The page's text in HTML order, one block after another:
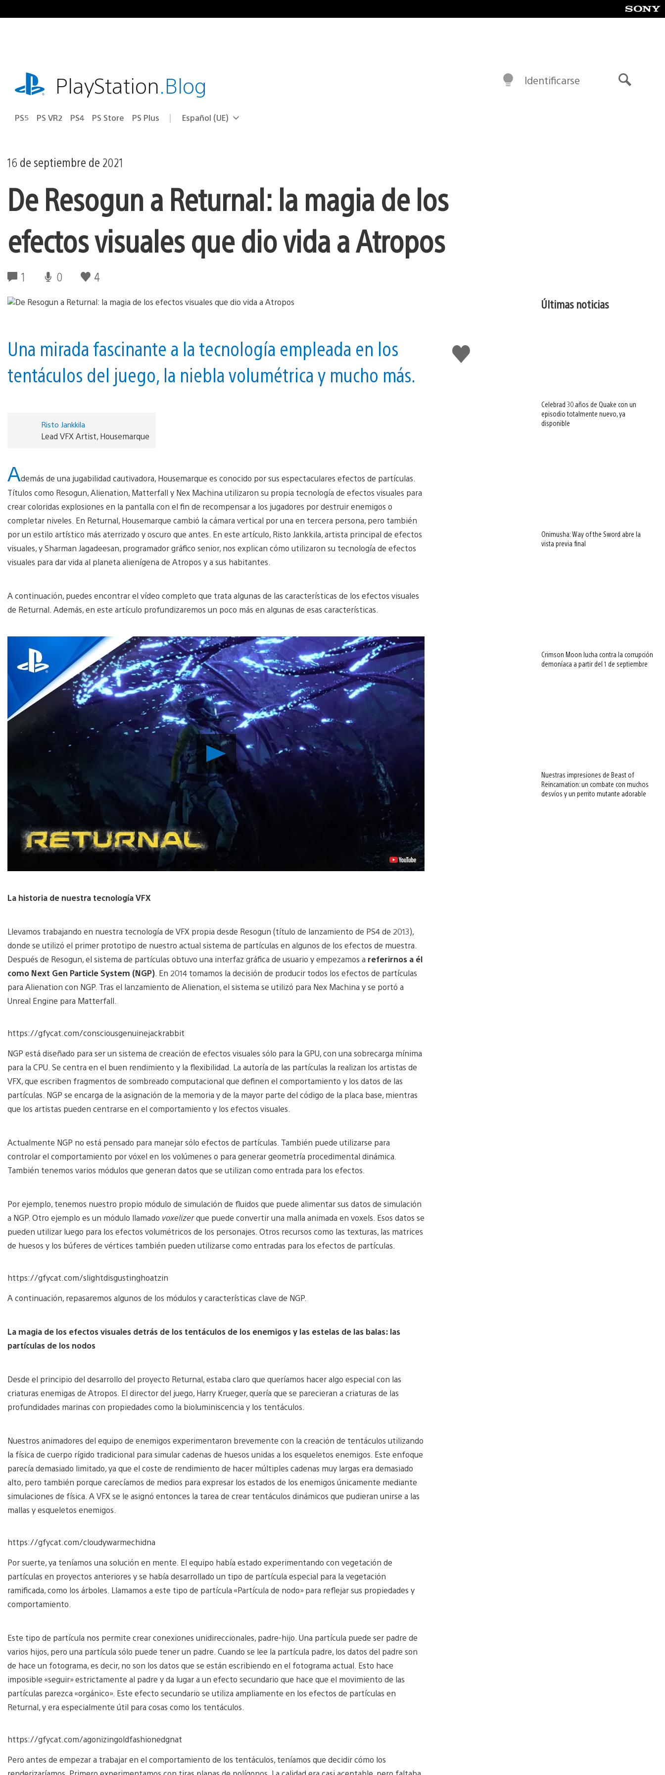
al
playstation.comPlayStation.Blog
PS5 PS VR2 PS4 PS Store PS Plus Selecciona
Región
Español (UE)
Identificarse
16 de septiembre de 2021
De Resogun a Returnal: la magia de los
efectos visuales que dio vida a Atropos
1 0 4
Me
gusta
esto
Una mirada fascinante a la tecnología empleada en los
tentáculos del juego, la niebla volumétrica y mucho más.
Risto Jankkila
Lead VFX Artist, Housemarque
Además de una jugabilidad cautivadora, Housemarque es conocido por sus espectaculares efectos de partículas.
Títulos como Resogun, Alienation, Matterfall y Nex Machina utilizaron su propia tecnología de efectos visuales para
crear coloridas explosiones en la pantalla con el fin de recompensar a los jugadores por destruir enemigos o
completar niveles. En Returnal, Housemarque cambió la cámara vertical por una en tercera persona, pero también
por un estilo artístico más aterrizado y oscuro que antes. En este artículo, Risto Jankkila, artista principal de efectos
visuales, y Sharman Jagadeesan, programador gráfico senior, nos explican cómo utilizaron su tecnología de efectos
visuales para dar vida al planeta alienígena de Atropos y a sus habitantes.
A continuación, puedes encontrar el vídeo completo que trata algunas de las características de los efectos visuales
de Returnal. Además, en este artículo profundizaremos un poco más en algunas de esas características.
Reproducir
vídeo
La historia de nuestra tecnología VFX
Llevamos trabajando en nuestra tecnología de VFX propia desde Resogun (título de lanzamiento de PS4 de 2013),
donde se utilizó el primer prototipo de nuestro actual sistema de partículas en algunos de los efectos de muestra.
Después de Resogun, el sistema de partículas obtuvo una interfaz gráfica de usuario y empezamos a referirnos a él
como Next Gen Particle System (NGP) . En 2014 tomamos la decisión de producir todos los efectos de partículas
para Alienation con NGP. Tras el lanzamiento de Alienation, el sistema se utilizó para Nex Machina y se portó a
Unreal Engine para Matterfall.
https://gfycat.com/consciousgenuinejackrabbit
NGP está diseñado para ser un sistema de creación de efectos visuales sólo para la GPU, con una sobrecarga mínima
para la CPU. Se centra en el buen rendimiento y la flexibilidad. La autoría de las partículas la realizan los artistas de
VFX, que escriben fragmentos de sombreado computacional que definen el comportamiento y los datos de las
partículas. NGP se encarga de la asignación de la memoria y de la mayor parte del código de la placa base, mientras
que los artistas pueden centrarse en el comportamiento y los efectos visuales.
Actualmente NGP no está pensado para manejar sólo efectos de partículas. También puede utilizarse para
controlar el comportamiento por vóxel en los volúmenes o para generar geometría procedimental dinámica.
También tenemos varios módulos que generan datos que se utilizan como entrada para los efectos.
Por ejemplo, tenemos nuestro propio módulo de simulación de fluidos que puede alimentar sus datos de simulación
a NGP. Otro ejemplo es un módulo llamado voxelizerque puede convertir una malla animada en voxels. Esos datos se
pueden utilizar luego para los efectos volumétricos de los personajes. Otros recursos como las texturas, las matrices
de huesos y los búferes de vértices también pueden utilizarse como entradas para los efectos de partículas.
https://gfycat.com/slightdisgustinghoatzin
A continuación, repasaremos algunos de los módulos y características clave de NGP.
La magia de los efectos visuales detrás de los tentáculos de los enemigos y las estelas de las balas: las
partículas de los nodos
Desde el principio del desarrollo del proyecto Returnal, estaba claro que queríamos hacer algo especial con las
criaturas enemigas de Atropos. El director del juego, Harry Krueger, quería que se parecieran a criaturas de las
profundidades marinas con propiedades como la bioluminiscencia y los tentáculos.
Nuestros animadores del equipo de enemigos experimentaron brevemente con la creación de tentáculos utilizando
la física de cuerpo rígido tradicional para simular cadenas de huesos unidas a los esqueletos enemigos. Este enfoque
parecía demasiado limitado, ya que el coste de rendimiento de hacer múltiples cadenas muy largas era demasiado
alto, pero también porque carecíamos de medios para expresar los estados de los enemigos únicamente mediante
simulaciones de física. A VFX se le asignó entonces la tarea de crear tentáculos dinámicos que pudieran unirse a las
mallas y esqueletos enemigos.
https://gfycat.com/cloudywarmechidna
Por suerte, ya teníamos una solución en mente. El equipo había estado experimentando con vegetación de
partículas en proyectos anteriores y se había desarrollado un tipo de partícula especial para la vegetación
ramificada, como los árboles. Llamamos a este tipo de partícula «Partícula de nodo» para reflejar sus propiedades y
comportamiento.
Este tipo de partícula nos permite crear conexiones unidireccionales, padre-hijo. Una partícula puede ser padre de
varios hijos, pero una partícula sólo puede tener un padre. Cuando se lee la partícula padre, los datos del padre son
de hace un fotograma, es decir, no son los datos que se están escribiendo en el fotograma actual. Esto hace
imposible «seguir» estrictamente al padre y da lugar a un efecto secundario que hace que el movimiento de las
partículas parezca «orgánico». Este efecto secundario se utiliza ampliamente en los efectos de partículas en
Returnal, y era especialmente útil para cosas como los tentáculos.
https://gfycat.com/agonizingoldfashionedgnat
Pero antes de empezar a trabajar en el comportamiento de los tentáculos, teníamos que decidir cómo los
Últimas noticias
Celebrad 30 años de Quake con un
episodio totalmente nuevo, ya
disponible
Onimusha: Way of the Sword abre la
vista previa final
Crimson Moon lucha contra la corrupción
demoníaca a partir del 1 de septiembre
Nuestras impresiones de Beast of
Reincarnation: un combate con muchos
desvíos y un perrito mutante adorable